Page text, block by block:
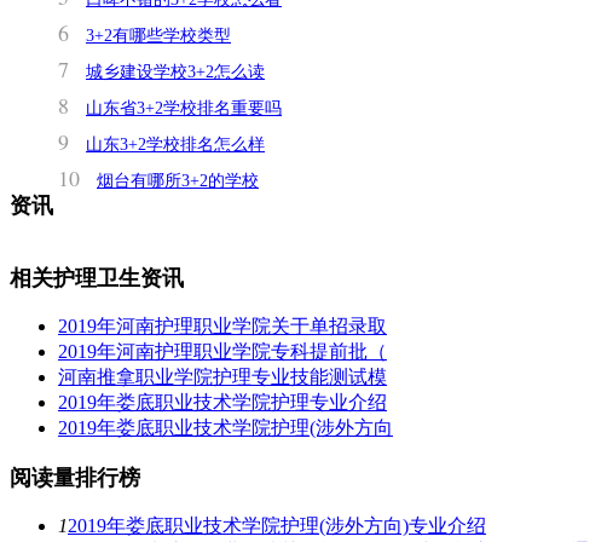
6 3+2有哪些学校类型
7 城乡建设学校3+2怎么读
8 山东省3+2学校排名重要吗
9 山东3+2学校排名怎么样
10 烟台有哪所3+2的学校
资讯
相关护理卫生资讯
2019年河南护理职业学院关于单招录取
2019年河南护理职业学院专科提前批（
河南推拿职业学院护理专业技能测试模
2019年娄底职业技术学院护理专业介绍
2019年娄底职业技术学院护理(涉外方向
阅读量排行榜
12019年娄底职业技术学院护理(涉外方向)专业介绍